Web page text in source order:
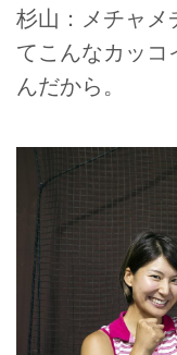
杉山：メチャメ
てこんなカッコ
んだから。